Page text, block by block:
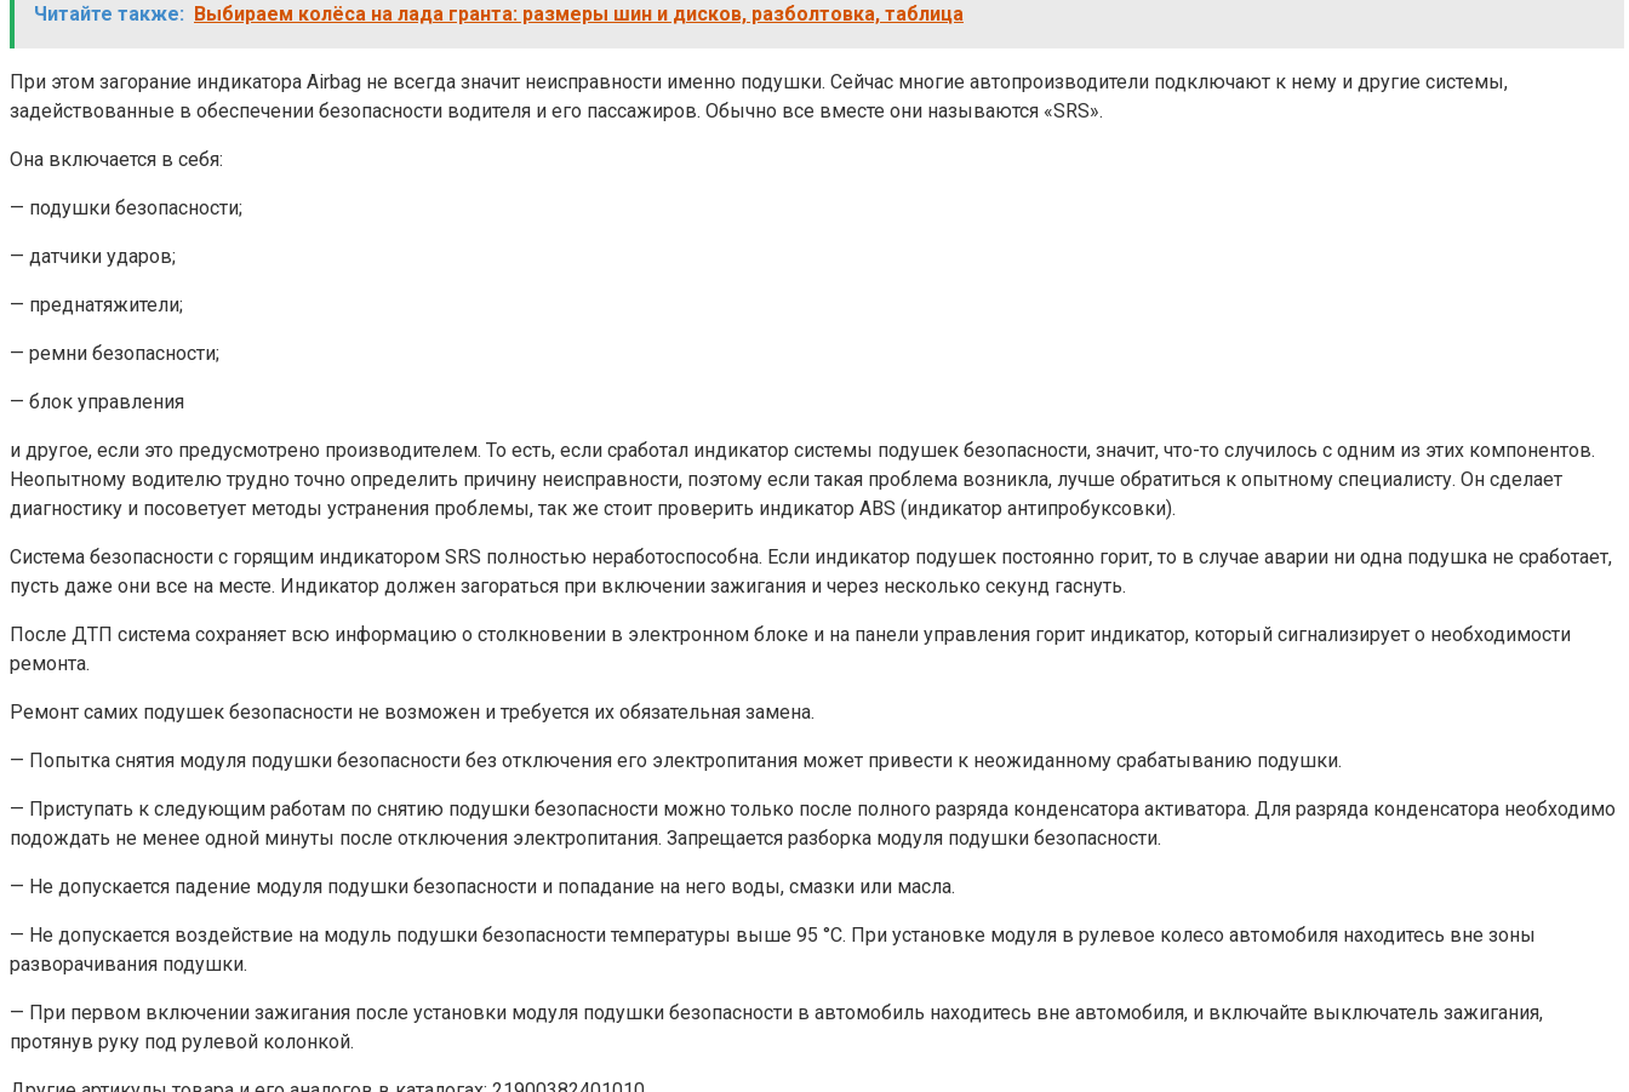
Читайте также: Выбираем колёса на лада гранта: размеры шин и дисков, разболтовка, таблица
При этом загорание индикатора Airbag не всегда значит неисправности именно подушки. Сейчас многие автопроизводители подключают к нему и другие системы,
задействованные в обеспечении безопасности водителя и его пассажиров. Обычно все вместе они называются «SRS».
Она включается в себя:
— подушки безопасности;
— датчики ударов;
— преднатяжители;
— ремни безопасности;
— блок управления
и другое, если это предусмотрено производителем. То есть, если сработал индикатор системы подушек безопасности, значит, что-то случилось с одним из этих компонентов.
Неопытному водителю трудно точно определить причину неисправности, поэтому если такая проблема возникла, лучше обратиться к опытному специалисту. Он сделает
диагностику и посоветует методы устранения проблемы, так же стоит проверить индикатор ABS (индикатор антипробуксовки).
Система безопасности с горящим индикатором SRS полностью неработоспособна. Если индикатор подушек постоянно горит, то в случае аварии ни одна подушка не сработает,
пусть даже они все на месте. Индикатор должен загораться при включении зажигания и через несколько секунд гаснуть.
После ДТП система сохраняет всю информацию о столкновении в электронном блоке и на панели управления горит индикатор, который сигнализирует о необходимости
ремонта.
Ремонт самих подушек безопасности не возможен и требуется их обязательная замена.
— Попытка снятия модуля подушки безопасности без отключения его электропитания может привести к неожиданному срабатыванию подушки.
— Приступать к следующим работам по снятию подушки безопасности можно только после полного разряда конденсатора активатора. Для разряда конденсатора необходимо
подождать не менее одной минуты после отключения электропитания. Запрещается разборка модуля подушки безопасности.
— Не допускается падение модуля подушки безопасности и попадание на него воды, смазки или масла.
— Не допускается воздействие на модуль подушки безопасности температуры выше 95 °C. При установке модуля в рулевое колесо автомобиля находитесь вне зоны
разворачивания подушки.
— При первом включении зажигания после установки модуля подушки безопасности в автомобиль находитесь вне автомобиля, и включайте выключатель зажигания,
протянув руку под рулевой колонкой.